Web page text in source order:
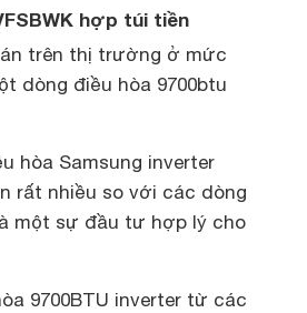
hợp túi tiền
trên thị trường ở mức
dòng điều hòa 9700btu
hòa Samsung inverter
rất nhiều so với các dòng
một sự đầu tư hợp lý cho
9700BTU inverter từ các